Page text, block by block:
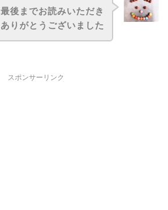
最後までお読みいただき
ありがとうございました
スポンサーリンク